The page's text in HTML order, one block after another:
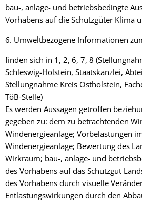
bau-, anlage- und betriebsbedingte
Vorhabens auf die Schutzgüter Klima
6. Umweltbezogene Informationen
finden sich in 1, 2, 6, 7, 8
Schleswig-Holstein, Staatskanzlei,
Stellungnahme Kreis Ostholstein,
TöB-Stelle)
Es werden Aussagen getroffen
gegeben zu: dem zu betrachtenden
Windenergieanlage; Vorbelastungen
Windenergieanlage; Bewertung des
Wirkraum; bau-, anlage- und
des Vorhabens auf das Schutzgut
des Vorhabens durch visuelle
Entlastungswirkungen durch den